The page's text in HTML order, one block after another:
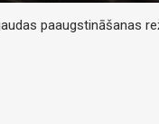
paaugstināšanas